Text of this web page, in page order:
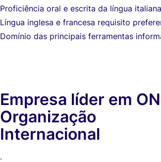
Proficiência oral e escrita da língua
Língua inglesa e francesa requisito
Domínio das principais ferramentas
Empresa líder em
Organização
Internacional
.